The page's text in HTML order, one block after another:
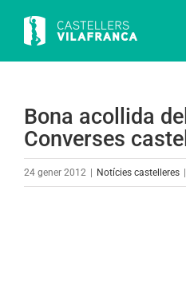
content
Bona acollida
Converses
24 gener 2012 Notícies castelleres